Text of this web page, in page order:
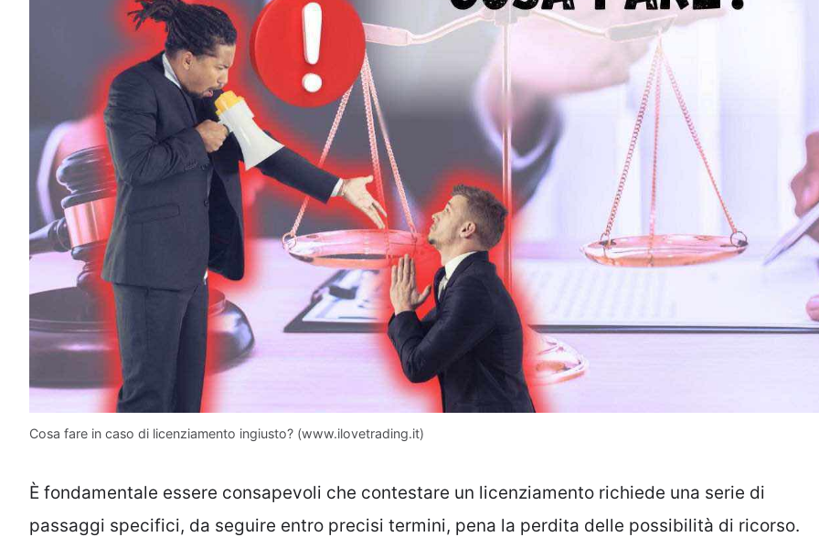
Cosa fare in caso di licenziamento ingiusto? (www.ilovetrading.it)
È fondamentale essere consapevoli che contestare un licenziamento richiede una serie di
passaggi specifici, da seguire entro precisi termini, pena la perdita delle possibilità di ricorso.